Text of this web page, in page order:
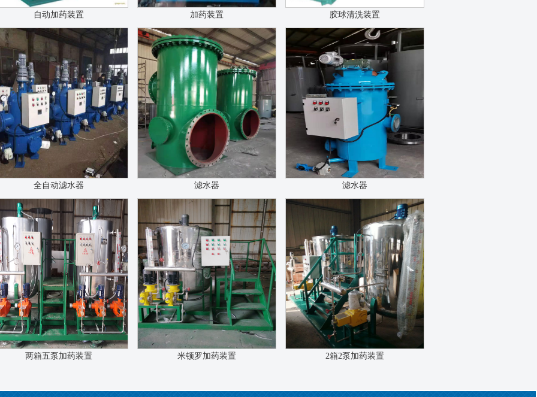
自动加药装置 加药装置 胶球清洗装置
全自动滤水器 滤水器 滤水器
两箱五泵加药装置 米顿罗加药装置 2箱2泵加药装置